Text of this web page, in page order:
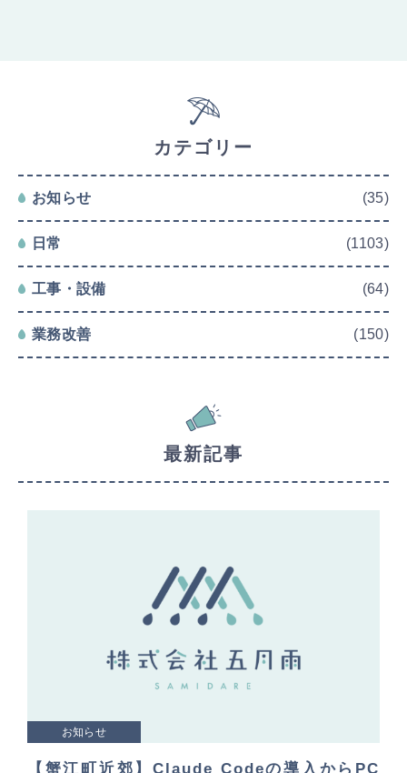
カテゴリー
お知らせ (35)
日常 (1103)
工事・設備 (64)
業務改善 (150)
最新記事
お知らせ
【蟹江町近郊】Claude Codeの導入からPC